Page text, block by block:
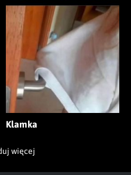
Klamka
więcej